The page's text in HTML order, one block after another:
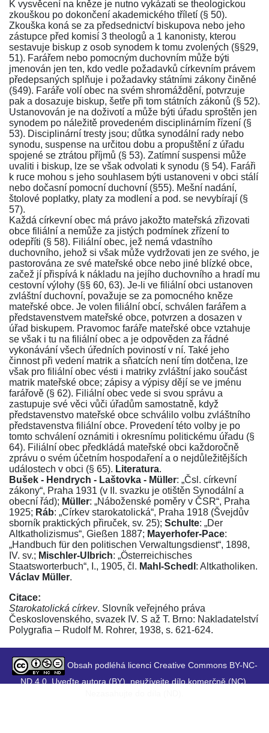
K vysvěcení na kněze je nutno vykázati se theologickou
zkouškou po dokončení akademického tříletí (§ 50).
Zkouška koná se za předsednictví biskupova nebo jeho
zástupce před komisí 3 theologů a 1 kanonisty, kterou
sestavuje biskup z osob synodem k tomu zvolených (§§29,
51). Farářem nebo pomocným duchovním může býti
jmenován jen ten, kdo vedle požadavků církevním právem
předepsaných splňuje i požadavky státními zákony činěné
(§49). Faráře volí obec na svém shromáždění, potvrzuje
pak a dosazuje biskup, šetře při tom státních zákonů (§ 52).
Ustanovován je na doživotí a může býti úřadu sproštěn jen
synodem po náležitě provedeném disciplinárním řízení (§
53). Disciplinární tresty jsou; důtka synodální rady nebo
synodu, suspense na určitou dobu a propuštění z úřadu
spojené se ztrátou příjmů (§ 53). Zatímní suspensi může
uvaliti i biskup, lze se však odvolati k synodu (§ 54). Faráři
k ruce mohou s jeho souhlasem býti ustanoveni v obci stálí
nebo dočasní pomocní duchovní (§55). Mešní nadání,
štolové poplatky, platy za modlení a pod. se nevybírají (§
57).
Každá církevní obec má právo jakožto mateřská zřizovati
obce filiální a nemůže za jistých podmínek zřízení to
odepříti (§ 58). Filiální obec, jež nemá vdastního
duchovního, jehož si však může vydržovati jen ze svého, je
pastorována ze své mateřské obce nebo jiné blízké obce,
začež jí přispívá k nákladu na jejího duchovního a hradí mu
cestovní výlohy (§§ 60, 63). Je-li ve filiální obci ustanoven
zvláštní duchovní, považuje se za pomocného kněze
mateřské obce. Je volen filiální obcí, schválen farářem a
představenstvem mateřské obce, potvrzen a dosazen v
úřad biskupem. Pravomoc faráře mateřské obce vztahuje
se však i tu na filiální obec a je odpověden za řádné
vykonávání všech úředních poviností v ní. Také jeho
činnost při vedení matrik a sňatcích není tím dotčena, lze
však pro filiální obec vésti i matriky zvláštní jako součást
matrik mateřské obce; zápisy a výpisy dějí se ve jménu
farářově (§ 62). Filiální obec vede si svou správu a
zastupuje své věci vůči úřadům samostatně, když
představenstvo mateřské obce schválilo volbu zvláštního
představenstva filiální obce. Provedení této volby je po
tomto schválení oznámiti i okresnímu politickému úřadu (§
64). Filiální obec předkládá mateřské obci každoročně
zprávu o svém účetním hospodaření a o nejdůležitějších
událostech v obci (§ 65). Literatura.
Bušek - Hendrych - Laštovka - Müller: „Čsl. církevní
zákony“, Praha 1931 (v II. svazku je otištěn Synodální a
obecní řád); Müller: „Náboženské poměry v ČSR“, Praha
1925; Ráb: „Církev starokatolická“, Praha 1918 (Švejdův
sborník praktických přiruček, sv. 25); Schulte: „Der
Altkatholizismus“, Gießen 1887; Mayerhofer-Pace:
„Handbuch für den politischen Verwaltungsdienst“, 1898,
IV. sv.; Mischler-Ulbrich: „Österreichisches
Staatsworterbuch“, I., 1905, čl. Mahl-Schedl : Altkatholiken.
Václav Müller.
Citace:
Starokatolická církev. Slovník veřejného práva
Československého, svazek IV. S až T. Brno: Nakladatelství
Polygrafia – Rudolf M. Rohrer, 1938, s. 621-624.
Obsah podléhá licenci Creative Commons BY-NC-
ND 4.0. Uveďte autora (BY), neužívejte dílo komerčně (NC),